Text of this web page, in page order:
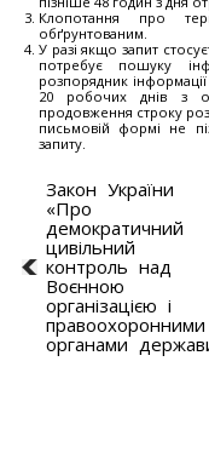
Клопотання про
обґрунтованим.
У разі якщо запит
потребує пошуку
розпорядник
20 робочих днів з
продовження строку
письмовій формі не
запиту.
Закон України
«Про
демократичний
цивільний
контроль над
Воєнною
організацією і
правоохоронними
органами